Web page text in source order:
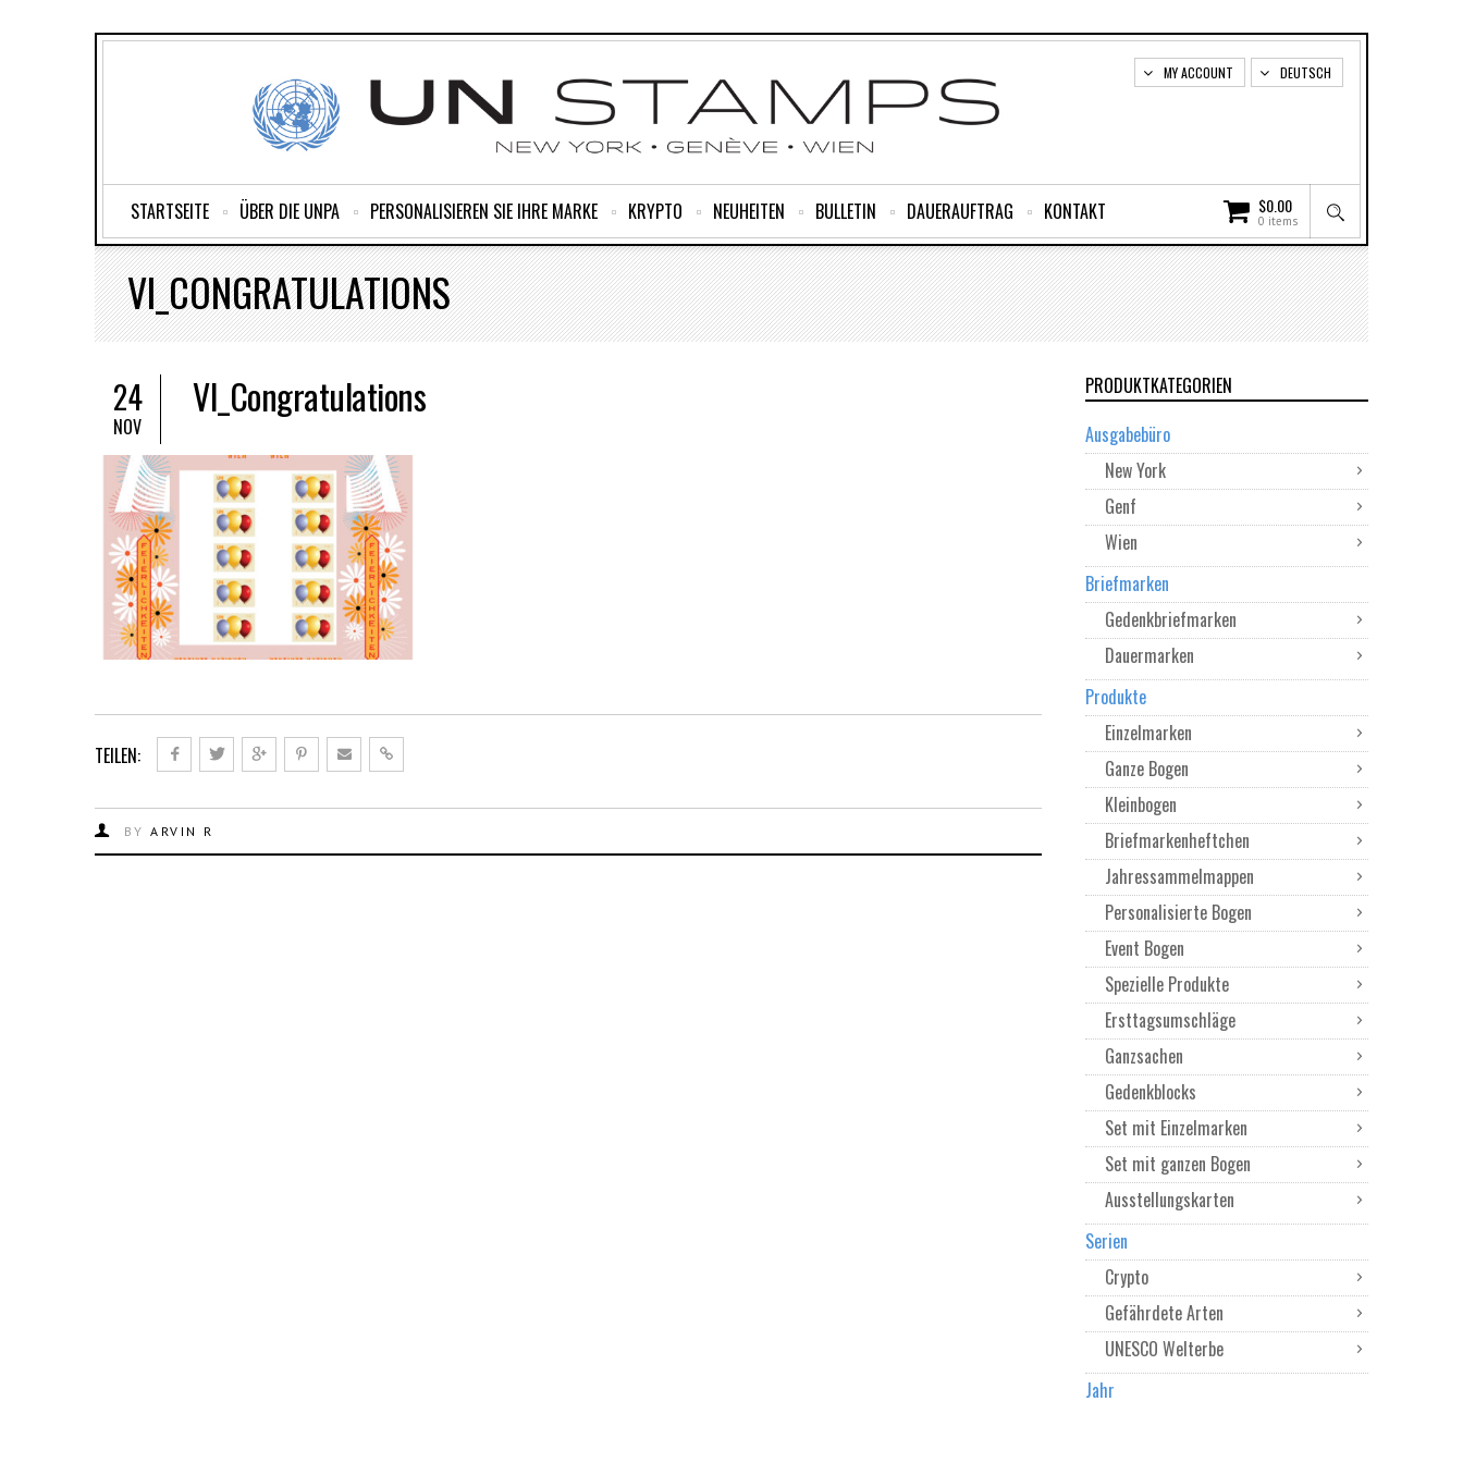
DEUTSCH
MY ACCOUNT
$0.00
0 items
STARTSEITE ÜBER DIE UNPA PERSONALISIEREN SIE IHRE MARKE KRYPTO NEUHEITEN BULLETIN DAUERAUFTRAG KONTAKT
VI_CONGRATULATIONS
24
NOV
VI_Congratulations
TEILEN:
BY ARVIN R
PRODUKTKATEGORIEN
Ausgabebüro
New York
Genf
Wien
Briefmarken
Gedenkbriefmarken
Dauermarken
Produkte
Einzelmarken
Ganze Bogen
Kleinbogen
Briefmarkenheftchen
Jahressammelmappen
Personalisierte Bogen
Event Bogen
Spezielle Produkte
Ersttagsumschläge
Ganzsachen
Gedenkblocks
Set mit Einzelmarken
Set mit ganzen Bogen
Ausstellungskarten
Serien
Crypto
Gefährdete Arten
UNESCO Welterbe
Jahr